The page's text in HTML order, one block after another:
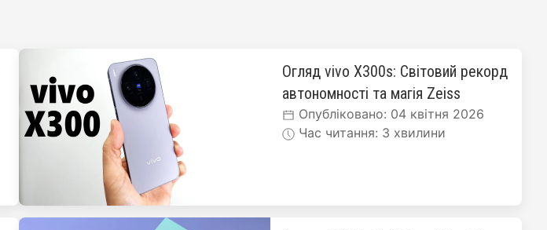
Огляд vivo X300s: Світовий рекорд
автономності та магія Zeiss
Опубліковано: 04 квітня 2026
Час читання: 3 хвилини